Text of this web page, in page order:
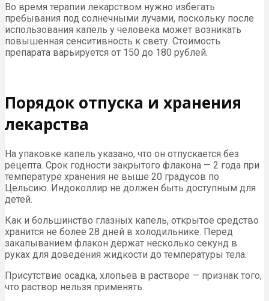
Во время терапии лекарством нужно избегать
пребывания под солнечными лучами, поскольку после
использования капель у человека может возникать
повышенная сенситивность к свету. Стоимость
препарата варьируется от 150 до 180 рублей.
Порядок отпуска и хранения
лекарства
На упаковке капель указано, что он отпускается без
рецепта. Срок годности закрытого флакона — 2 года при
температуре хранения не выше 20 градусов по
Цельсию. Индоколлир не должен быть доступным для
детей.
Как и большинство глазных капель, открытое средство
хранится не более 28 дней в холодильнике. Перед
закапыванием флакон держат несколько секунд в
руках для доведения жидкости до температуры тела.
Присутствие осадка, хлопьев в растворе — признак того,
что раствор нельзя применять.